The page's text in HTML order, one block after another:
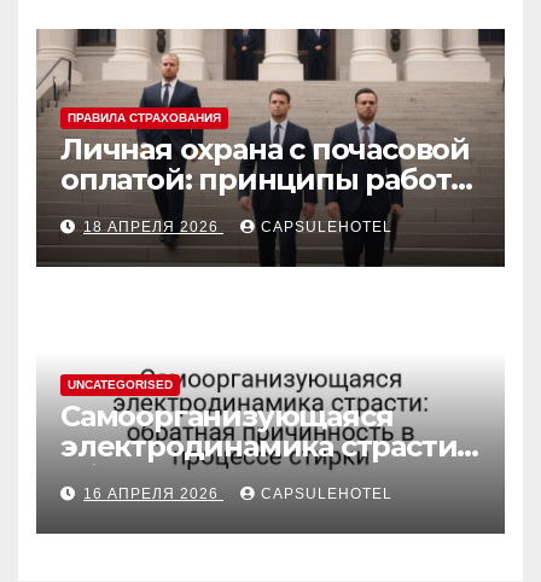
ПРАВИЛА СТРАХОВАНИЯ
Личная охрана с почасовой
оплатой: принципы работы
и правовые аспекты
18 АПРЕЛЯ 2026 CAPSULEHOTEL
UNCATEGORISED
Самоорганизующаяся
электродинамика страсти:
обратная причинность в
процессе стирки
16 АПРЕЛЯ 2026 CAPSULEHOTEL